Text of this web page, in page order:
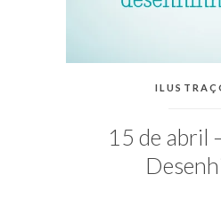
15 de abril